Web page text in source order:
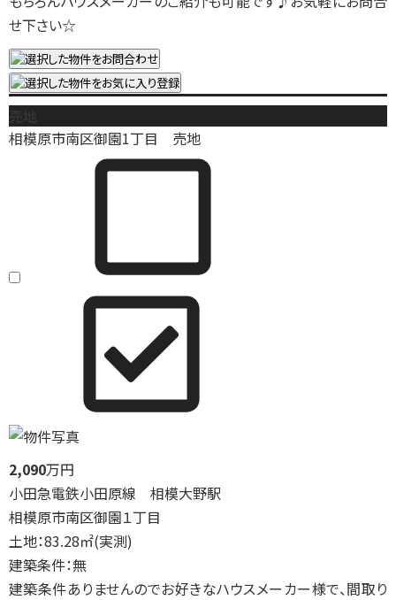
せ下さい☆
相模原市南区御園1丁目 売地
2,090万円
小田急電鉄小田原線 相模大野駅
相模原市南区御園１丁目
土地：83.28㎡(実測)
建築条件：無
建築条件ありませんのでお好きなハウスメーカー様で、間取り